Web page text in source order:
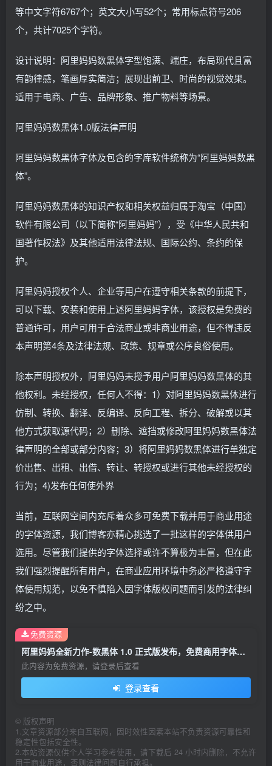
等中文字符6767个；英文大小写52个；常用标点符号206
个，共计7025个字符。
设计说明：阿里妈妈数黑体字型饱满、端庄，布局现代且富
有韵律感，笔画厚实简洁；展现出前卫、时尚的视觉效果。
适用于电商、广告、品牌形象、推广物料等场景。
阿里妈妈数黑体1.0版法律声明
阿里妈妈数黑体字体及包含的字库软件统称为“阿里妈妈数黑
体”。
阿里妈妈数黑体的知识产权和相关权益归属于淘宝（中国）
软件有限公司（以下简称“阿里妈妈”），受《中华人民共和
国著作权法》及其他适用法律法规、国际公约、条约的保
护。
阿里妈妈授权个人、企业等用户在遵守相关条款的前提下，
可以下载、安装和使用上述阿里妈妈字体，该授权是免费的
普通许可，用户可用于合法商业或非商业用途，但不得违反
本声明第4条及法律法规、政策、规章或公序良俗使用。
除本声明授权外，阿里妈妈未授予用户阿里妈妈数黑体的其
他权利。未经授权，任何人不得：1）对阿里妈妈数黑体进行
仿制、转换、翻译、反编译、反向工程、拆分、破解或以其
他方式获取源代码；2）删除、遮挡或修改阿里妈妈数黑体法
律声明的全部或部分内容；3）将阿里妈妈数黑体进行单独定
价出售、出租、出借、转让、转授权或进行其他未经授权的
行为；4)发布任何使外界
当前，互联网空间内充斥着众多可免费下载并用于商业用途
的字体资源，我们博客亦精心挑选了一批这样的字体供用户
选用。尽管我们提供的字体选择或许不算极为丰富，但在此
我们强烈提醒所有用户，在商业应用环境中务必严格遵守字
体使用规范，以免不慎陷入因字体版权问题而引发的法律纠
纷之中。
阿里妈妈全新力作-数黑体 1.0 正式版发布，免费商用字体再添精彩！
此内容为免费资源，请登录后查看
登录查看
免费资源
© 版权声明
1.文章资源部分来自互联网，因时效性因素本站不负责资源可靠性和
稳定性包括安全性。
2.本站资源仅供个人学习参考使用，请下载后 24 小时内删除，不允许
用于商业用途，否则法律问题自行承担。